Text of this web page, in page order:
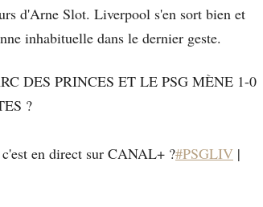
d'Arne Slot. Liverpool s'en sort bien et
inhabituelle dans le dernier geste.
DES PRINCES ET LE PSG MÈNE 1-0
?
en direct sur CANAL+ ?#PSGLIV |